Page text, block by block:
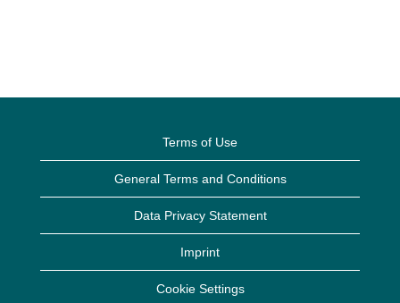
Terms of Use
General Terms and Conditions
Data Privacy Statement
Imprint
Cookie Settings